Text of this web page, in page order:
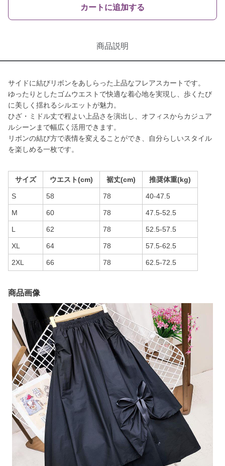
カートに追加する
商品説明
サイドに結びリボンをあしらった上品なフレアスカートです。
ゆったりとしたゴムウエストで快適な着心地を実現し、歩くたび
に美しく揺れるシルエットが魅力。
ひざ・ミドル丈で程よい上品さを演出し、オフィスからカジュア
ルシーンまで幅広く活用できます。
リボンの結び方で表情を変えることができ、自分らしいスタイル
を楽しめる一枚です。
サイズ ウエスト(cm) 裾丈(cm) 推奨体重(kg)
S 58 78 40-47.5
M 60 78 47.5-52.5
L 62 78 52.5-57.5
XL 64 78 57.5-62.5
2XL 66 78 62.5-72.5
商品画像